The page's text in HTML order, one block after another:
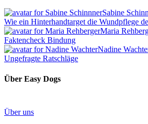
Sabine
Wie ein Hinterhandtarget die Wundpflege
Maria
Faktencheck Bindung
Nadine
Ungefragte Ratschläge
Über Easy Dogs
Über uns